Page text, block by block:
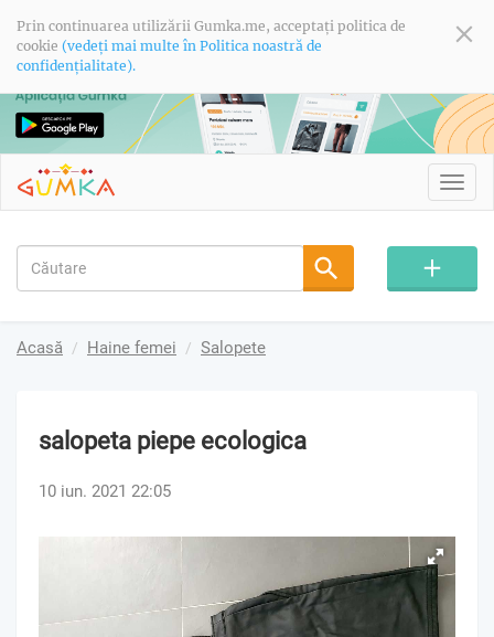
Prin continuarea utilizării Gumka.me, acceptați politica de
cookie (vedeți mai multe în Politica noastră de
confidențialitate).
Acasă Haine femei Salopete
salopeta piepe ecologica
10 iun. 2021 22:05